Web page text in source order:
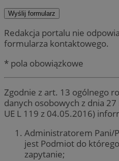
Redakcja portalu nie
formularza kontaktowego.
* pola obowiązkowe
Zgodnie z art. 13 ogólnego
danych osobowych z dnia
UE L 119 z 04.05.2016)
Administratorem Pani/
jest Podmiot do
zapytanie;